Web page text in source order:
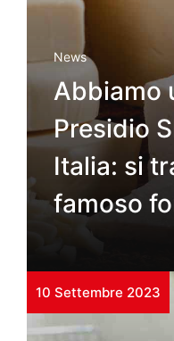
News
Abbiamo
Presidio
Italia: si
famoso
10 Settembre 2023